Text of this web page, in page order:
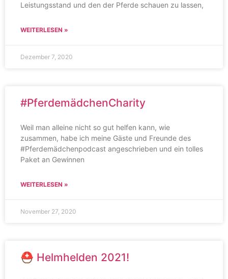
Leistungsstand und den der Pferde schauen zu lassen,
WEITERLESEN »
Dezember 7, 2020
#PferdemädchenCharity
Weil man alleine nicht so gut helfen kann, wie
zusammen, habe ich meine Gäste und Freunde des
#Pferdemädchenpodcast angeschrieben und ein tolles
Paket an Gewinnen
WEITERLESEN »
November 27, 2020
⛑ Helmhelden 2021!